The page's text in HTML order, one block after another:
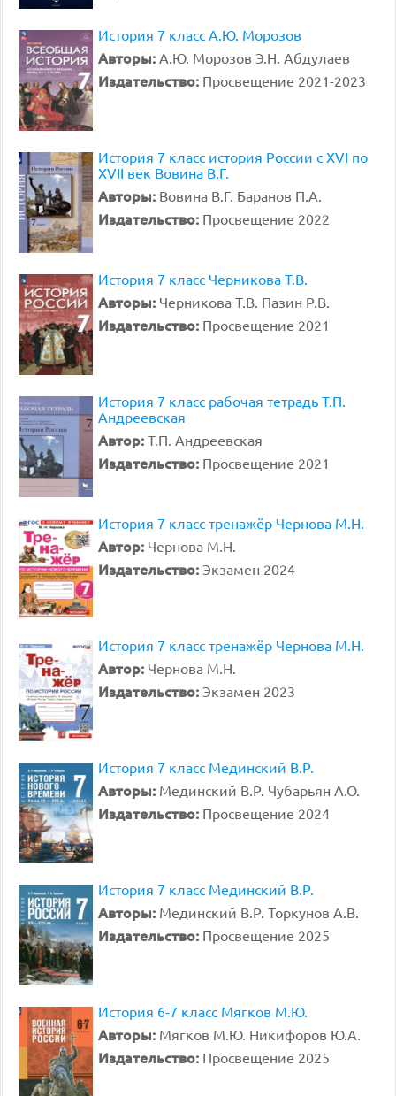
История 7 класс А.Ю. Морозов
Авторы: А.Ю. Морозов Э.Н. Абдулаев
Издательство: Просвещение 2021-2023
История 7 класс история России с XVI по
XVII век Вовина В.Г.
Авторы: Вовина В.Г. Баранов П.А.
Издательство: Просвещение 2022
История 7 класс Черникова Т.В.
Авторы: Черникова Т.В. Пазин Р.В.
Издательство: Просвещение 2021
История 7 класс рабочая тетрадь Т.П.
Андреевская
Автор: Т.П. Андреевская
Издательство: Просвещение 2021
История 7 класс тренажёр Чернова М.Н.
Автор: Чернова М.Н.
Издательство: Экзамен 2024
История 7 класс тренажёр Чернова М.Н.
Автор: Чернова М.Н.
Издательство: Экзамен 2023
История 7 класс Мединский В.Р.
Авторы: Мединский В.Р. Чубарьян А.О.
Издательство: Просвещение 2024
История 7 класс Мединский В.Р.
Авторы: Мединский В.Р. Торкунов А.В.
Издательство: Просвещение 2025
История 6-7 класс Мягков М.Ю.
Авторы: Мягков М.Ю. Никифоров Ю.А.
Издательство: Просвещение 2025